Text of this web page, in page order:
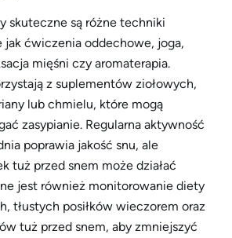
skuteczne są różne techniki
jak ćwiczenia oddechowe, joga,
mięśni czy aromaterapia.
z suplementów ziołowych,
lub chmielu, które mogą
zasypianie. Regularna aktywność
poprawia jakość snu, ale
tuż przed snem może działać
jest również monitorowanie diety
tłustych posiłków wieczorem oraz
tuż przed snem, aby zmniejszyć